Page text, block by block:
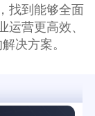
找到能够全面
运营更高效、
决方案。